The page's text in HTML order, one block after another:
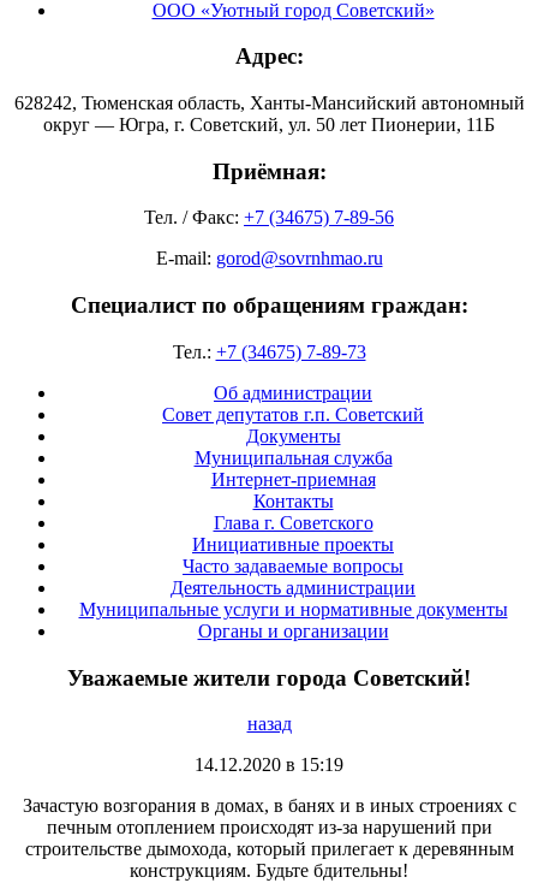
ООО «Уютный город Советский»
Адрес:
628242, Тюменская область, Ханты-Мансийский автономный
округ — Югра, г. Советский, ул. 50 лет Пионерии, 11Б
Приёмная:
Тел. / Факс: +7 (34675) 7-89-56
E-mail: gorod@sovrnhmao.ru
Специалист по обращениям граждан:
Тел.: +7 (34675) 7-89-73
Об администрации
Совет депутатов г.п. Советский
Документы
Муниципальная служба
Интернет-приемная
Контакты
Глава г. Советского
Инициативные проекты
Часто задаваемые вопросы
Деятельность администрации
Муниципальные услуги и нормативные документы
Органы и организации
Уважаемые жители города Советский!
назад
14.12.2020 в 15:19
Зачастую возгорания в домах, в банях и в иных строениях с
печным отоплением происходят из-за нарушений при
строительстве дымохода, который прилегает к деревянным
конструкциям. Будьте бдительны!